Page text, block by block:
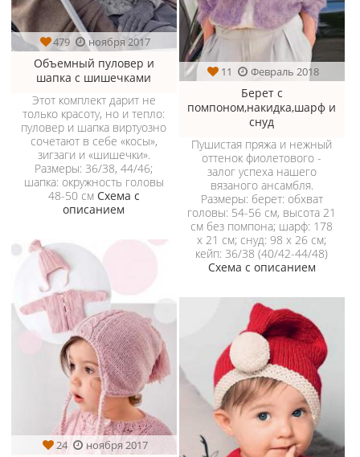
11 Февраль 2018
Берет с
помпоном,накидка,шарф и
снуд
Пушистая пряжа и нежный
оттенок фиолетового -
залог успеха нашего
вязаного ансамбля.
Размеры: берет: обхват
головы: 54-56 см, высота 21
см без помпона; шарф: 178
х 21 см; снуд: 98 х 26 см;
кейп: 36/38 (40/42-44/48)
Схема с описанием
479 ноября 2017
Объемный пуловер и
шапка с шишечками
Этот комплект дарит не
только красоту, но и тепло:
пуловер и шапка виртуозно
сочетают в себе «косы»,
зигзаги и «шишечки».
Размеры: 36/38, 44/46;
шапка: окружность головы
48-50 см Схема с
описанием
24 ноября 2017